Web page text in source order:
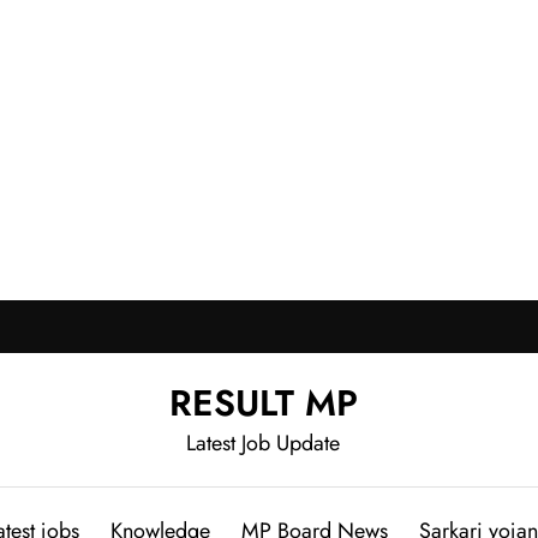
RESULT MP
Latest Job Update
jobs Knowledge MP Board News Sarkari